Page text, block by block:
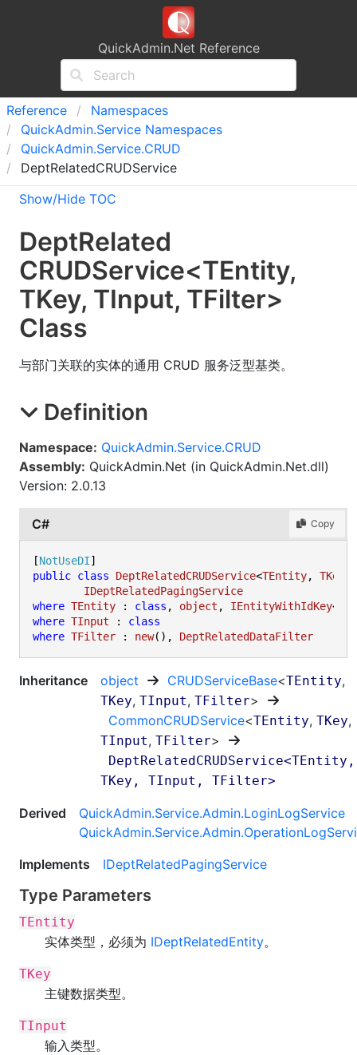
QuickAdmin.Net Reference
Reference
Namespaces
QuickAdmin.Service Namespaces
QuickAdmin.Service.CRUD
DeptRelatedCRUDService
Show/Hide TOC
DeptRelated
CRUDService<TEntity,
TKey, TInput, TFilter>
Class
与部门关联的实体的通用 CRUD 服务泛型基类。
Definition
Namespace: QuickAdmin.Service.CRUD
Assembly: QuickAdmin.Net (in QuickAdmin.Net.dll)
Version: 2.0.13
C# Copy
[NotUseDI
public class DeptRelatedCRUDService<TEntity, TKey
IDeptRelatedPagingService
where TEntity : class , object , IEntityWithIdKey<
where TInput : class
where TFilter : new(), DeptRelatedDataFilter
Inheritance object CRUDServiceBase<TEntity,
TKey, TInput, TFilter>
CommonCRUDService<TEntity, TKey,
TInput, TFilter>
DeptRelatedCRUDService<TEntity,
TKey, TInput, TFilter>
Derived QuickAdmin.Service.Admin.LoginLogService
QuickAdmin.Service.Admin.
Implements
IDeptRelatedPagingService
Type Parameters
TEntity
实体类型，必须为 IDeptRelatedEntity。
TKey
主键数据类型。
TInput
输入类型。